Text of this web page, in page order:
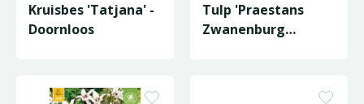
Kruisbes 'Tatjana' -
Doornloos
Tulp 'Praestans
Zwanenburg